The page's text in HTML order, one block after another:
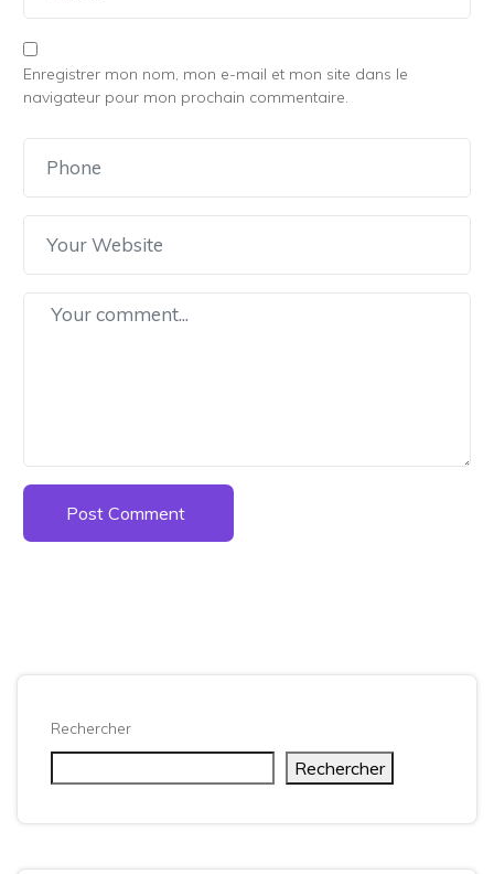
Enregistrer mon nom, mon e-mail et mon site dans le
navigateur pour mon prochain commentaire.
Post Comment
Rechercher
Rechercher